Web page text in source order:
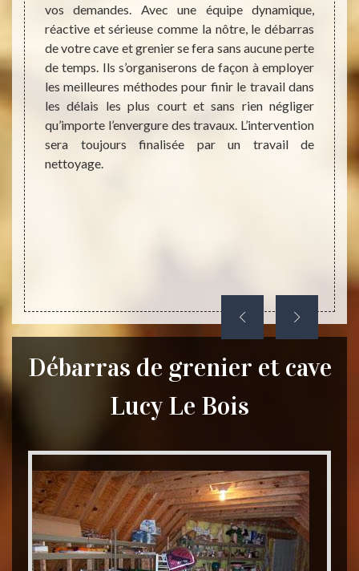
Pour
qui
ou
le
vos
vos demandes. Avec une équipe dynamique,
réactive et sérieuse comme la nôtre, le débarras
de votre cave et grenier se fera sans aucune perte
de temps. Ils s’organiserons de façon à employer
les meilleures méthodes pour finir le travail dans
les délais les plus court et sans rien négliger
qu’importe l’envergure des travaux. L’intervention
sera toujours finalisée par un travail de
nettoyage.
vous
tri
ce
Débarras de grenier et cave
Lucy Le Bois